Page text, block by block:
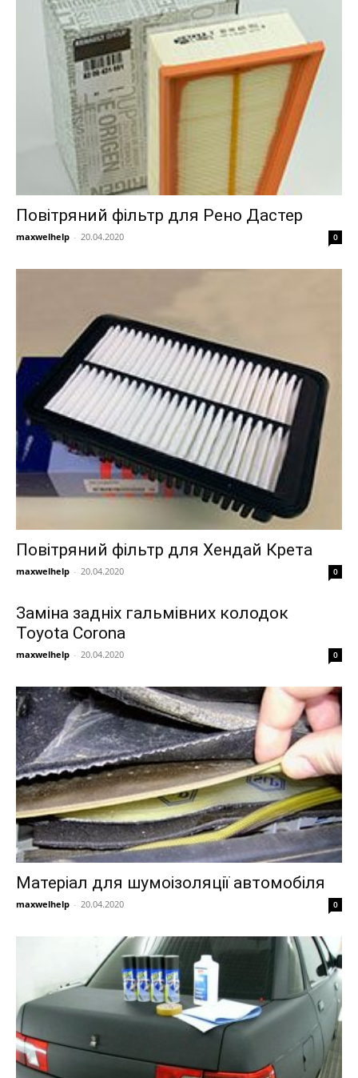
Повітряний фільтр для Рено Дастер
maxwelhelp - 20.04.2020 0
Повітряний фільтр для Хендай Крета
maxwelhelp - 20.04.2020 0
Заміна задніх гальмівних колодок
Toyota Corona
maxwelhelp - 20.04.2020 0
Матеріал для шумоізоляції автомобіля
maxwelhelp - 20.04.2020 0